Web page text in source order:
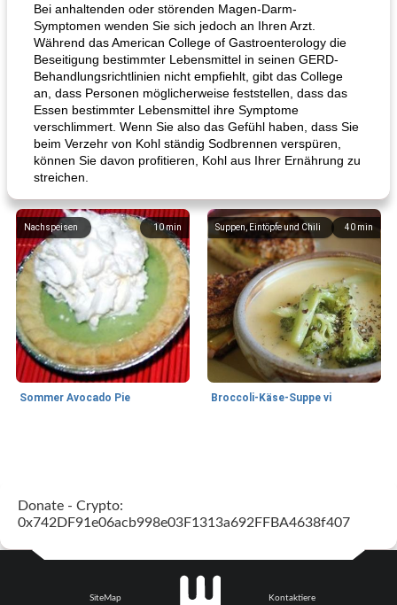
Bei anhaltenden oder störenden Magen-Darm-
Symptomen wenden Sie sich jedoch an Ihren Arzt.
Während das American College of Gastroenterology die
Beseitigung bestimmter Lebensmittel in seinen GERD-
Behandlungsrichtlinien nicht empfiehlt, gibt das College
an, dass Personen möglicherweise feststellen, dass das
Essen bestimmter Lebensmittel ihre Symptome
verschlimmert. Wenn Sie also das Gefühl haben, dass Sie
beim Verzehr von Kohl ständig Sodbrennen verspüren,
können Sie davon profitieren, Kohl aus Ihrer Ernährung zu
streichen.
10min
Nachspeisen
Sommer Avocado Pie
40 min
Suppen, Eintöpfe und Chili
Broccoli-Käse-Suppe vi
Donate - Crypto:
0x742DF91e06acb998e03F1313a692FFBA4638f407
SiteMap Kontaktiere